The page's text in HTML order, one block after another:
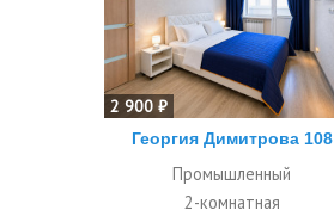
2 900 ₽
Георгия Димитрова 108
Промышленный
2-комнатная